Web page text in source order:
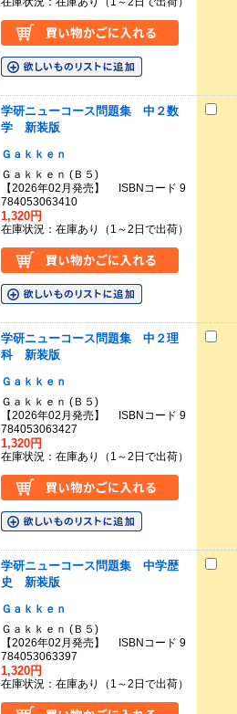
学研ニューコース問題集 中２数
学 新装版
Ｇａｋｋｅｎ
Ｇａｋｋｅｎ (Ｂ５)
【2026年02月発売】 ISBNコード 9
784053063410
1,320円
在庫状況：在庫あり（1～2日で出荷）
学研ニューコース問題集 中２理
科 新装版
Ｇａｋｋｅｎ
Ｇａｋｋｅｎ (Ｂ５)
【2026年02月発売】 ISBNコード 9
784053063427
1,320円
在庫状況：在庫あり（1～2日で出荷）
学研ニューコース問題集 中学歴
史 新装版
Ｇａｋｋｅｎ
Ｇａｋｋｅｎ (Ｂ５)
【2026年02月発売】 ISBNコード 9
784053063397
1,320円
在庫状況：在庫あり（1～2日で出荷）